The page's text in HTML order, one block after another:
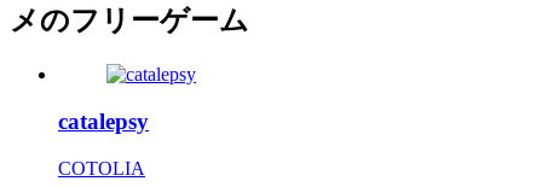
メのフリーゲーム
catalepsy
COTOLIA